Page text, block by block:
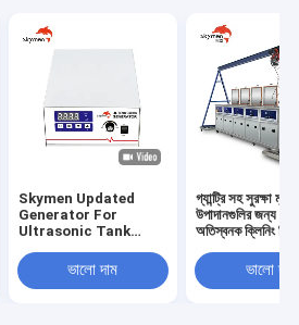
Skymen Updated
Generator For
Ultrasonic Tank
Transducer Box
KG1800-V
ভালো দাম
গ্যান্ট্রি সহ সুরক্ষা
উপাদানগুলির জন্য 4
অতিস্বনক ক্লিনিং
ভালো দাম